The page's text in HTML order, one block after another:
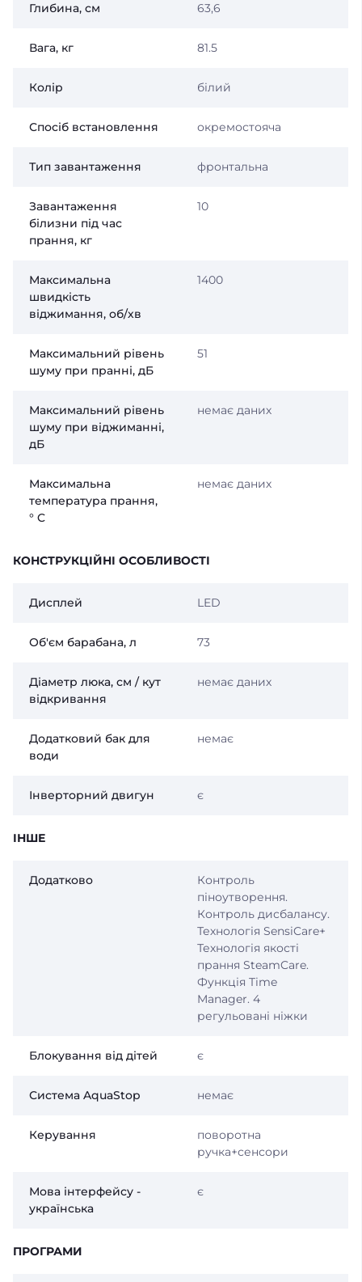
Глибина, см 63,6
Вага, кг 81.5
Колір білий
Спосіб встановлення окремостояча
Тип завантаження фронтальна
Завантаження
білизни під час
прання, кг
10
Максимальна
швидкість
віджимання, об/хв
1400
Максимальний рівень
шуму при пранні, дБ
51
Максимальний рівень
шуму при віджиманні,
дБ
немає даних
Максимальна
температура прання,
° C
немає даних
КОНСТРУКЦІЙНІ ОСОБЛИВОСТІ
Дисплей LED
Об'єм барабана, л 73
Діаметр люка, см / кут
відкривання
немає даних
Додатковий бак для
води
немає
Інверторний двигун є
ІНШЕ
Додатково
Контроль
піноутворення.
Контроль дисбалансу.
Технологія SensiCare+
Технологія якості
прання SteamCare.
Функція Time
Manager. 4
регульовані ніжки
Блокування від дітей є
Система AquaStop немає
Керування
поворотна
ручка+сенсори
Мова інтерфейсу -
українська
є
ПРОГРАМИ